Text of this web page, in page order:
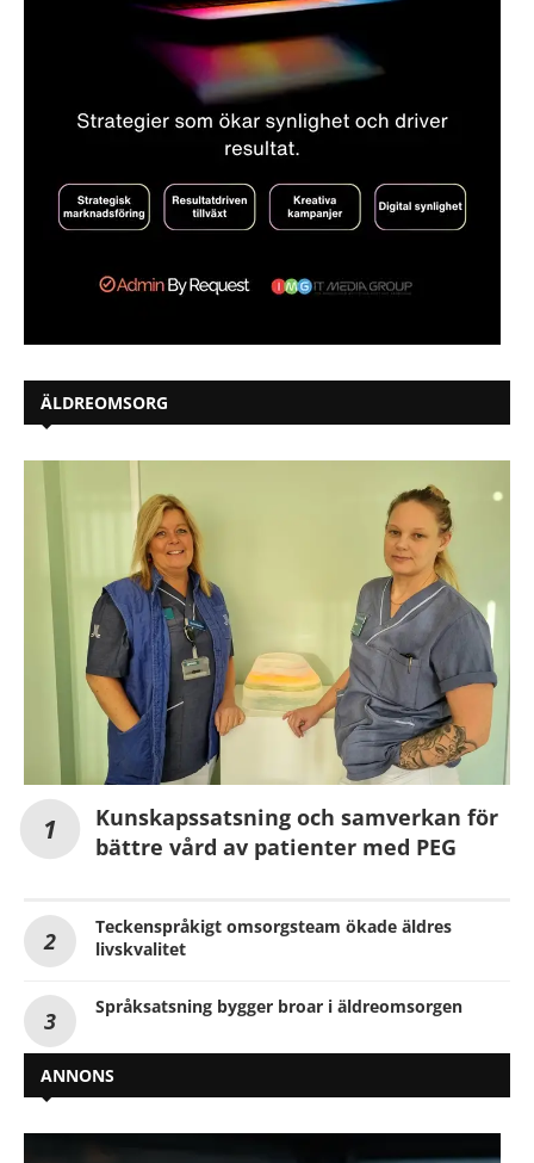
ÄLDREOMSORG
Kunskapssatsning och samverkan för
bättre vård av patienter med PEG
Teckenspråkigt omsorgsteam ökade äldres
livskvalitet
Språksatsning bygger broar i äldreomsorgen
ANNONS